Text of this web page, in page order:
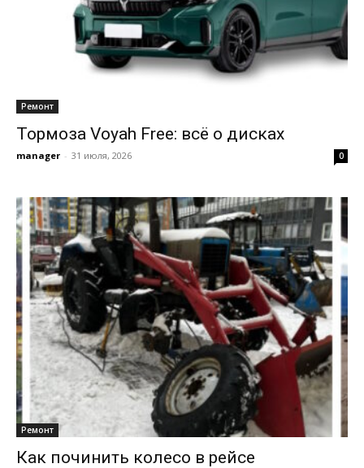
Ремонт
Тормоза Voyah Free: всё о дисках
manager - 31 июля, 2026 0
Ремонт
Как починить колесо в рейсе